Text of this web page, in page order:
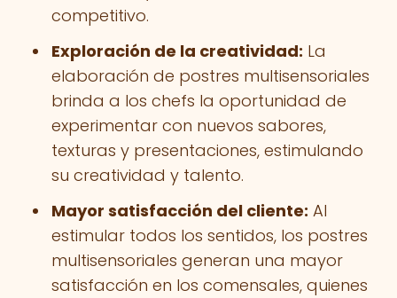
competitivo.
Exploración de la creatividad: La
elaboración de postres multisensoriales
brinda a los chefs la oportunidad de
experimentar con nuevos sabores,
texturas y presentaciones, estimulando
su creatividad y talento.
Mayor satisfacción del cliente: Al
estimular todos los sentidos, los postres
multisensoriales generan una mayor
satisfacción en los comensales, quienes